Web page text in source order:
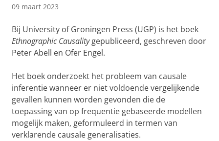
09 maart 2023
Bij University of Groningen Press (UGP) is het boek
Ethnographic Causalitygepubliceerd, geschreven door
Peter Abell en Ofer Engel.
Het boek onderzoekt het probleem van causale
inferentie wanneer er niet voldoende vergelijkende
gevallen kunnen worden gevonden die de
toepassing van op frequentie gebaseerde modellen
mogelijk maken, geformuleerd in termen van
verklarende causale generalisaties.